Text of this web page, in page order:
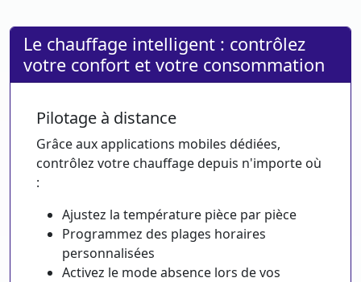
Le chauffage intelligent : contrôlez
votre confort et votre consommation
Pilotage à distance
Grâce aux applications mobiles dédiées,
contrôlez votre chauffage depuis n'importe où
:
Ajustez la température pièce par pièce
Programmez des plages horaires
personnalisées
Activez le mode absence lors de vos